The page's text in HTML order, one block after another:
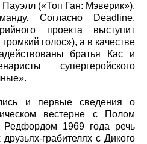
(«Топ Ган: Мэверик»),
Согласно Deadline,
проекта выступит
голос»), а в качестве
братья Кас и
супергеройского
и первые сведения о
вестерне с Полом
1969 года речь
грабителях с Дикого